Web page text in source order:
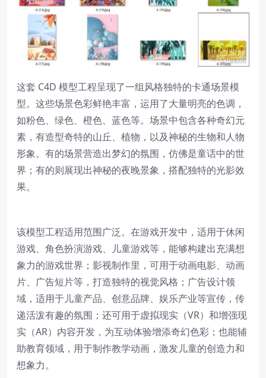
这套 C4D 模型工程呈现了一组风格独特的卡通场景模
型。这些场景色彩鲜艳丰富，运用了大量明亮的色调，
如粉色、绿色、橙色、蓝色等。场景中包含各种奇幻元
素，有造型奇特的山丘、植物，以及神秘的生物和人物
形象。有的场景营造出梦幻的氛围，仿佛是童话中的世
界；有的则展现出神秘的夜晚景象，搭配独特的光影效
果。
该模型工程适用范围广泛。在游戏开发中，适用于休闲
游戏、角色扮演游戏、儿童游戏等，能够构建出充满想
象力的游戏世界；影视制作里，可用于动画电影、动画
片、广告短片等，打造独特的视觉风格；广告设计领
域，适用于儿童产品、创意品牌、娱乐产业等宣传，传
递活泼有趣的氛围；还可用于虚拟现实（VR）和增强现
实（AR）内容开发，为互动体验增添奇幻色彩；也能辅
助教育领域，用于制作教学动画，激发儿童的创造力和
想象力。